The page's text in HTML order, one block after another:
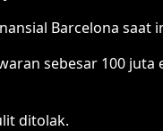
Barcelona saat
sebesar 100
ditolak.